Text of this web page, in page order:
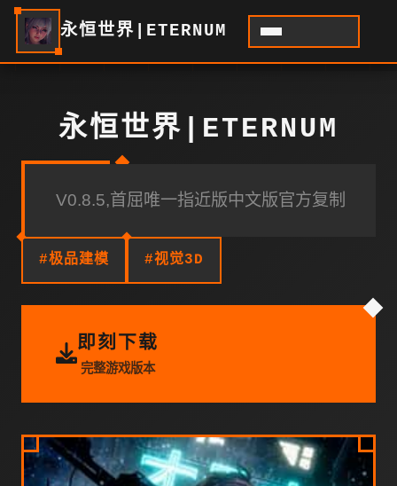
永恒世界|ETERNUM
永恒世界|ETERNUM
V0.8.5,首屈唯一指近版中文版官方复制
#极品建模 #视觉3D
即刻下载
完整游戏版本